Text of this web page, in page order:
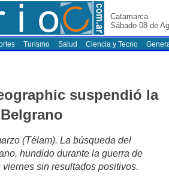
Catamarca
Sábado 08 de
Turismo Salud Ciencia y Tecno
suspendió la
(Télam). La búsqueda del
hundido durante la guerra de
sin resultados positivos.